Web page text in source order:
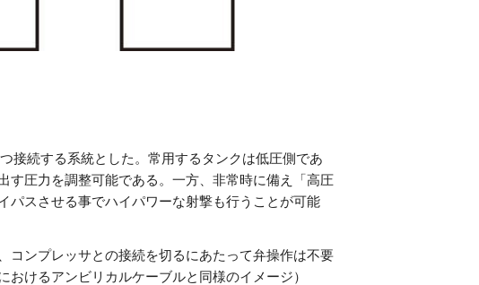
接続する系統とした。常用するタンクは低圧側であ
す圧力を調整可能である。一方、非常時に備え「高圧
パスさせる事でハイパワーな射撃も行うことが可能
コンプレッサとの接続を切るにあたって弁操作は不要
けるアンビリカルケーブルと同様のイメージ）